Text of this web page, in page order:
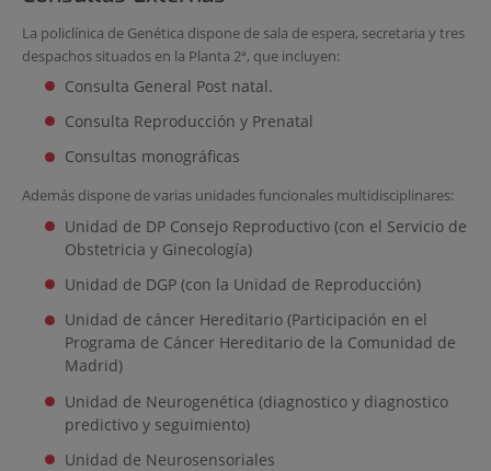
La policlínica de Genética dispone de sala de espera, secretaria y tres
despachos situados en la Planta 2ª, que incluyen:
Consulta General Post natal.
Consulta Reproducción y Prenatal
Consultas monográficas
Además dispone de varias unidades funcionales multidisciplinares:
Unidad de DP Consejo Reproductivo (con el Servicio de
Obstetricia y Ginecología)
Unidad de DGP (con la Unidad de Reproducción)
Unidad de cáncer Hereditario (Participación en el
Programa de Cáncer Hereditario de la Comunidad de
Madrid)
Unidad de Neurogenética (diagnostico y diagnostico
predictivo y seguimiento)
Unidad de Neurosensoriales